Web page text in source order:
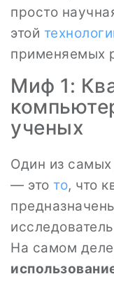
просто
этой
применяемых
Миф 1:
ученых
Один из
— это то, что
На самом